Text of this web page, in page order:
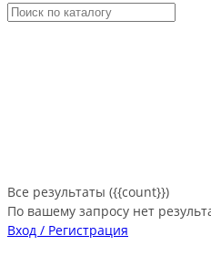
Все результаты ({{count}})
По вашему запросу нет
Вход / Регистрация